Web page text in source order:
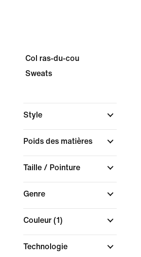
Col ras-du-cou
Sweats
Style
Poids des matières
Taille / Pointure
Genre
Couleur (1)
Technologie